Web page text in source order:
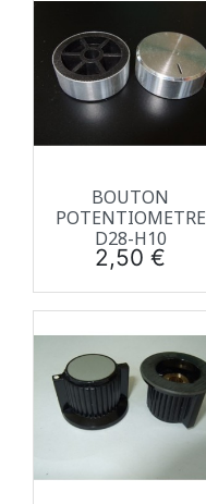
BOUTON
POTENTIOMETRE
D28-H10
Prix
2,50 €